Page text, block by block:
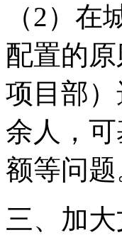
（2）
配置的
项目部
余人，
额等问题
三、加